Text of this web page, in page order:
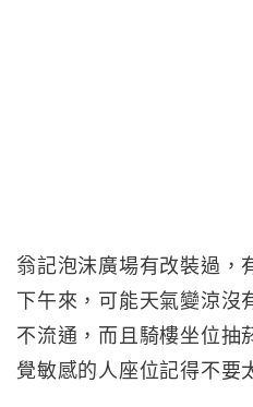
翁記泡沫廣場有改裝過，
下午來，可能天氣變涼
不流通，而且騎樓坐位抽
覺敏感的人座位記得不要